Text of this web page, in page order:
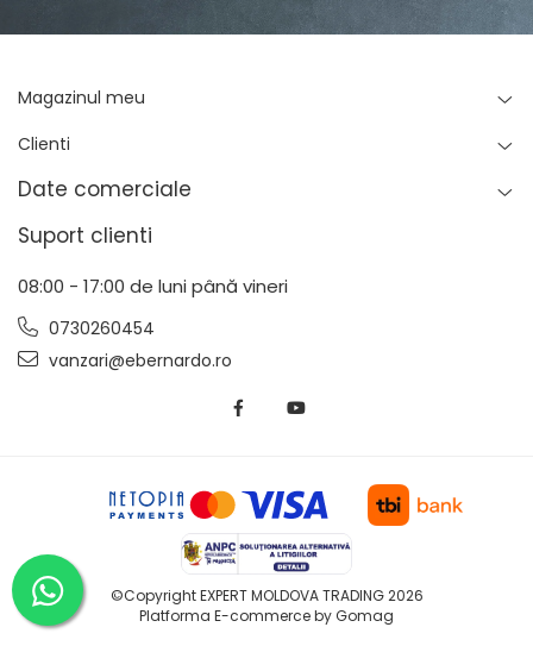
Magazinul meu
Clienti
Date comerciale
Suport clienti
08:00 - 17:00 de luni până vineri
0730260454
vanzari@ebernardo.ro
©Copyright EXPERT MOLDOVA TRADING 2026
Platforma E-commerce by Gomag